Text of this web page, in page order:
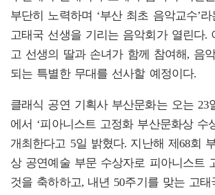
부단히 노력하며 ‘부산 최초 음악교수’
고태국 선생을 기리는 음악회가 열린다.
고 선생의 딸과 손녀가 함께 참여해, 음
되는 특별한 무대를 선사할 예정이다.
클래식 공연 기획사 부산문화는 오는 23
에서 ‘피아니스트 고정화 부산문화상 수
개최한다고 5일 밝혔다. 지난해 제68회
상 공연예술 부문 수상자로 피아니스트
것을 축하하고, 내년 50주기를 맞는 고태